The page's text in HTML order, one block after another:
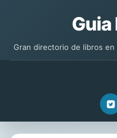
Guia
Gran directorio de libros en